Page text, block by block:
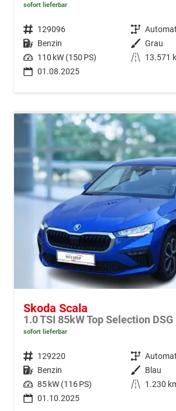
sofort lieferbar
Fahrzeugnr. 129096 Getriebe
Kraftstoff Benzin Außenfarbe Grau
Leistung 110 kW (150 PS) Kilometerstand
13.571
01.08.2025
Skoda Scala
1.0 TSI 85kW Top Selection DSG
sofort lieferbar
Fahrzeugnr. 129220 Getriebe
Kraftstoff Benzin Außenfarbe Blau
Leistung 85 kW (116 PS) Kilometerstand
1.230
01.10.2025